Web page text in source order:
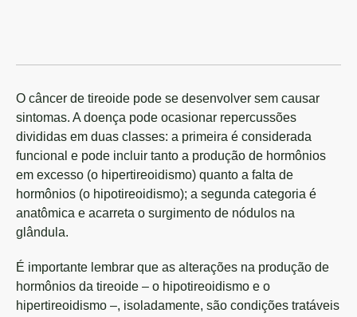
O câncer de tireoide pode se desenvolver sem causar
sintomas. A doença pode ocasionar repercussões
divididas em duas classes: a primeira é considerada
funcional e pode incluir tanto a produção de hormônios
em excesso (o hipertireoidismo) quanto a falta de
hormônios (o hipotireoidismo); a segunda categoria é
anatômica e acarreta o surgimento de nódulos na
glândula.
É importante lembrar que as alterações na produção de
hormônios da tireoide – o hipotireoidismo e o
hipertireoidismo –, isoladamente, são condições tratáveis